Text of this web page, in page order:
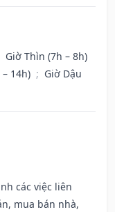
Giờ Thìn (7h – 8h)
14h) ; Giờ Dậu
các việc liên
mua bán nhà,